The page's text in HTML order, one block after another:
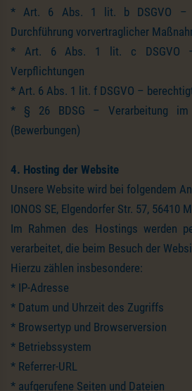
* Art. 6 Abs. 1 lit. b DSGVO –
Durchführung vorvertraglicher
* Art. 6 Abs. 1 lit. c DSGVO –
Verpflichtungen
* Art. 6 Abs. 1 lit. f DSGVO –
* § 26 BDSG – Verarbeitung im
(Bewerbungen)
4. Hosting der Website
Unsere Website wird bei folgendem
IONOS SE, Elgendorfer Str. 57, 56410
Im Rahmen des Hostings werden
verarbeitet, die beim Besuch der
Hierzu zählen insbesondere:
* IP-Adresse
* Datum und Uhrzeit des Zugriffs
* Browsertyp und Browserversion
* Betriebssystem
* Referrer-URL
* aufgerufene Seiten und Dateien